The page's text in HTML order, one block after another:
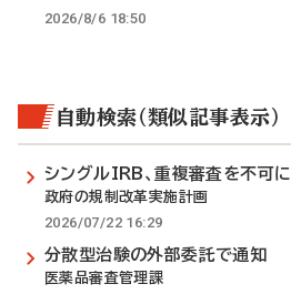
2026/8/6 18:50
自動検索（類似記事表示）
シングルIRB、重複審査を不可に
政府の規制改革実施計画
2026/07/22 16:29
分散型治験の外部委託で通知
医薬品審査管理課